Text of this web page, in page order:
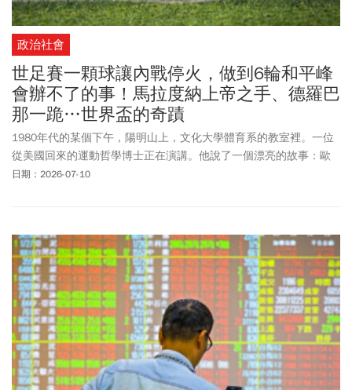
政治社會
世足賽一顆球讓內戰停火，做到6輪和平峰
會辦不了的事！馬拉度納上帝之手、德羅巴
那一跪…世界盃的奇蹟
1980年代的某個下午，陽明山上，文化大學體育系的教室裡。一位
從美國回來的運動哲學博士正在演講。他說了一個漂亮的故事：歐
洲人打仗打怕了，死的人太多，於是大家說好，各國派出最強壯的
日期：2026-07-10